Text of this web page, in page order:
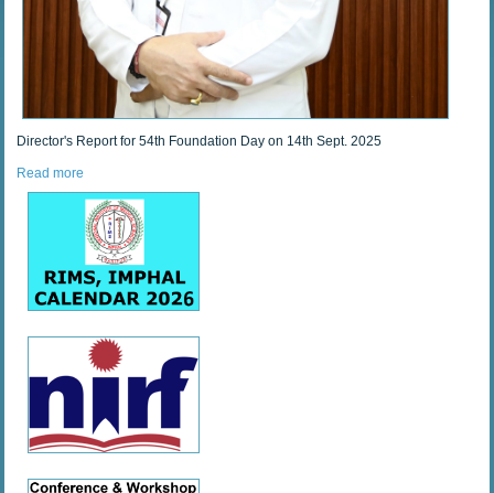
Director's Report for 54th Foundation Day on 14th Sept. 2025
Read more